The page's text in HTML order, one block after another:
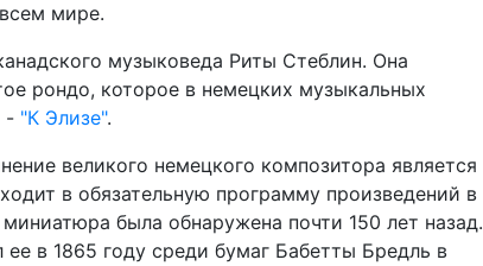
мире.
музыковеда Риты Стеблин. Она
рондо, которое в немецких музыкальных
- "К Элизе".
великого немецкого композитора является
в обязательную программу произведений в
была обнаружена почти 150 лет назад.
в 1865 году среди бумаг Бабетты Бредль в